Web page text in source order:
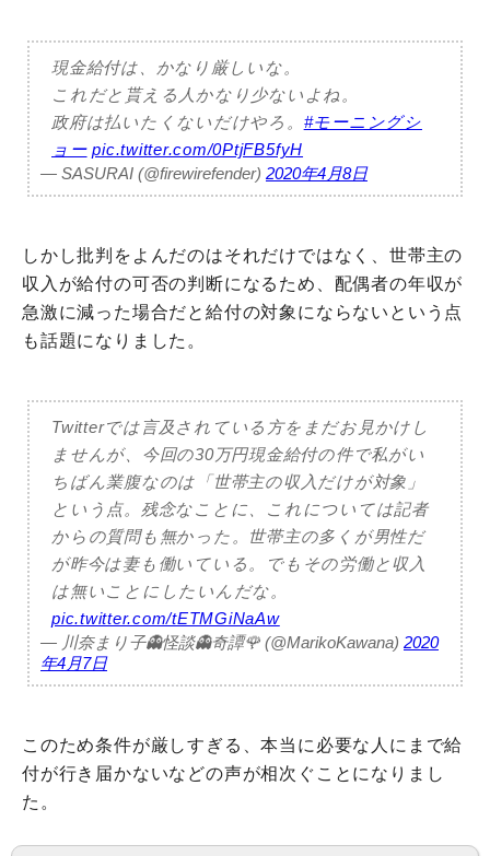
現金給付は、かなり厳しいな。
これだと貰える人かなり少ないよね。
政府は払いたくないだけやろ。 #モーニングシ
ョー pic.twitter.com/0PtjFB5fyH
— SASURAI (@firewirefender) 2020年4月8日
しかし批判をよんだのはそれだけではなく、世帯主の
収入が給付の可否の判断になるため、配偶者の年収が
急激に減った場合だと給付の対象にならないという点
も話題になりました。
Twitterでは言及されている方をまだお見かけし
ませんが、今回の30万円現金給付の件で私がい
ちばん業腹なのは「世帯主の収入だけが対象」
という点。残念なことに、これについては記者
からの質問も無かった。世帯主の多くが男性だ
が昨今は妻も働いている。でもその労働と収入
は無いことにしたいんだな。
pic.twitter.com/tETMGiNaAw
— 川奈まり子👻怪談👻奇譚🌹 (@MarikoKawana) 2020
年4月7日
このため条件が厳しすぎる、本当に必要な人にまで給
付が行き届かないなどの声が相次ぐことになりまし
た。